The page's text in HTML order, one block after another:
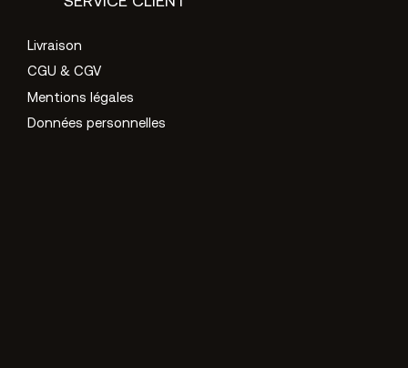
Livraison
CGU & CGV
Mentions légales
Données personnelles